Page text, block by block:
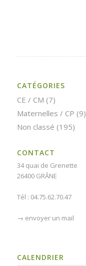
CATÉGORIES
CE / CM (7)
Maternelles / CP (9)
Non classé (195)
CONTACT
34 quai de Grenette
26400 GRÂNE
Tél : 04.75.62.70.47
→ envoyer un mail
CALENDRIER